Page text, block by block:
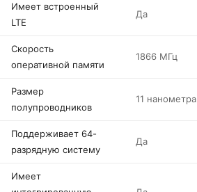
Имеет встроенный
LTE
Да
Скорость
оперативной памяти
1866 МГц
Размер
полупроводников
11 нанометра
Поддерживает 64-
разрядную систему
Да
Имеет